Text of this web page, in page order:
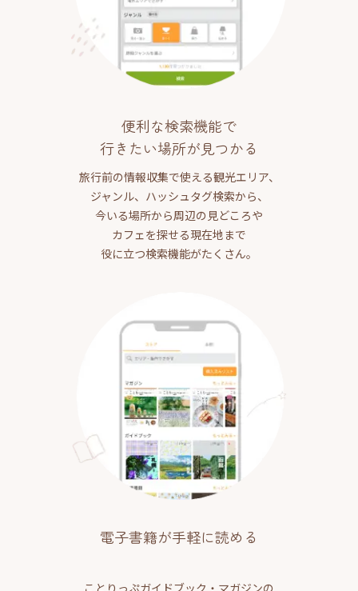
便利な検索機能で
行きたい場所が見つかる
旅行前の情報収集で使える観光エリア、
ジャンル、ハッシュタグ検索から、
今いる場所から周辺の見どころや
カフェを探せる現在地まで
役に立つ検索機能がたくさん。
電子書籍が手軽に読める